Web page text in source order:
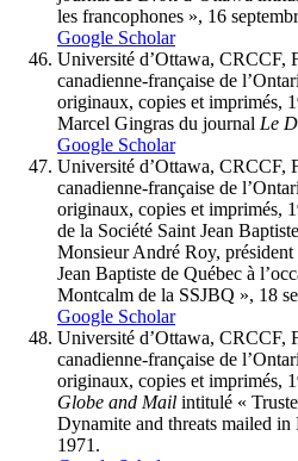
les francophones », 16
Google Scholar
Université d’Ottawa, CRCCF,
canadienne-française de
originaux, copies et imprimés,
Marcel Gingras du journal Le
Google Scholar
Université d’Ottawa, CRCCF,
canadienne-française de
originaux, copies et imprimés,
de la Société Saint Jean
Monsieur André Roy, président
Jean Baptiste de Québec à
Montcalm de la SSJBQ », 18
Google Scholar
Université d’Ottawa, CRCCF,
canadienne-française de
originaux, copies et imprimés,
Globe and Mail intitulé «
Dynamite and threats mailed
1971.